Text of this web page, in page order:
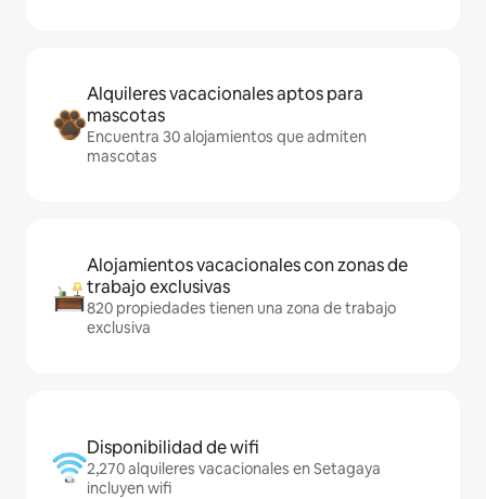
Alquileres vacacionales aptos para
mascotas
Encuentra 30 alojamientos que admiten
mascotas
Alojamientos vacacionales con zonas de
trabajo exclusivas
820 propiedades tienen una zona de trabajo
exclusiva
Disponibilidad de wifi
2,270 alquileres vacacionales en Setagaya
incluyen wifi